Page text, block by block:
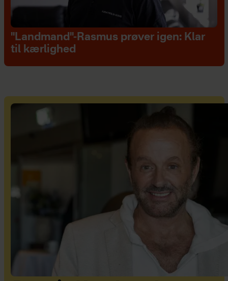
"Landmand"-Rasmus prøver igen: Klar
til kærlighed